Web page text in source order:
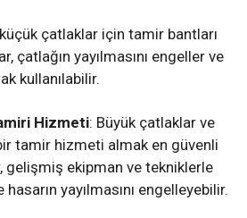
küçük çatlaklar için tamir bantları
çatlağın yayılmasını engeller ve
kullanılabilir.
Hizmeti: Büyük çatlaklar ve
tamir hizmeti almak en güvenli
gelişmiş ekipman ve tekniklerle
yayılmasını engelleyebilir.